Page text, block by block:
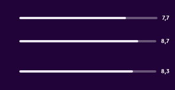
7,7
8,7
8,3